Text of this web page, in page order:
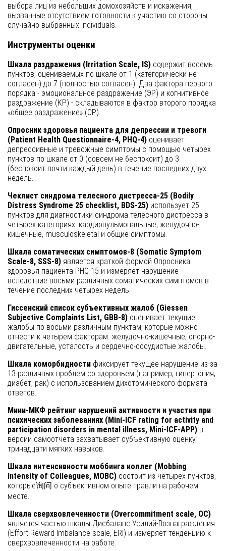
выбора лиц из небольших домохозяйств и искажения,
вызванные отсутствием готовности к участию со стороны
случайно выбранных individuals.
Инструменты оценки
Шкала раздражения (Irritation Scale, IS) содержит восемь
пунктов, оцениваемых по шкале от 1 (категорически не
согласен) до 7 (полностью согласен). Два фактора первого
порядка - эмоциональное раздражение (ЭР) и когнитивное
раздражение (КР) - складываются в фактор второго порядка
«общее раздражение» (ОР).
Опросник здоровья пациента для депрессии и тревоги
(Patient Health Questionnaire-4, PHQ-4) оценивает
депрессивные и тревожные симптомы с помощью четырех
пунктов по шкале от 0 (совсем не беспокоит) до 3
(беспокоит почти каждый день) в течение последних двух
недель.
Чеклист синдрома телесного дистресса-25 (Bodily
Distress Syndrome 25 checklist, BDS-25) использует 25
пунктов для диагностики синдрома телесного дистресса в
четырех категориях: кардиопульмональные, желудочно-
кишечные, musculoskeletal и общие симптомы.
Шкала соматических симптомов-8 (Somatic Symptom
Scale-8, SSS-8) является краткой формой Опросника
здоровья пациента PHQ-15 и измеряет нарушение
вследствие восьми различных соматических симптомов в
течение последних четырех недель.
Гиссенский список субъективных жалоб (Giessen
Subjective Complaints List, GBB-8) оценивает текущие
жалобы по восьми различным пунктам, которые можно
отнести к четырем факторам: желудочно-кишечные, опорно-
двигательные, усталость и сердечно-сосудистые жалобы.
Шкала коморбидности фиксирует текущее нарушение из-за
13 различных проблем со здоровьем (например, гипертония,
диабет, рак) с использованием дихотомического формата
ответов.
Мини-МКФ рейтинг нарушений активности и участия при
психических заболеваниях (Mini-ICF rating for activity and
participation disorders in mental illness, Mini-ICF-APP) в
версии самоотчета захватывает субъективную оценку
тринадцати мягких навыков.
Шкала интенсивности моббинга коллег (Mobbing
Intensity of Colleagues, MOBC) состоит из четырех пунктов,
которые询问 о субъективном опыте травли на рабочем
месте.
Шкала сверхвовлеченности (Overcommitment scale, OC)
является частью шкалы Дисбаланс Усилий-Вознаграждения
(Effort-Reward Imbalance scale, ERI) и измеряет тенденцию к
сверхвовлеченности на работе.